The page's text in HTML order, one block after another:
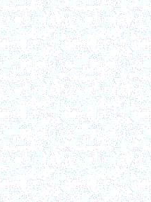
что я и слеп, и нищ, и
болезнь и печаль о
покаяние.
Кто
начала новой жизни
с ним. Зреющий
сокрушенные чувства
скорого
слезы не
лучше
Богу
сокрушением. (7,